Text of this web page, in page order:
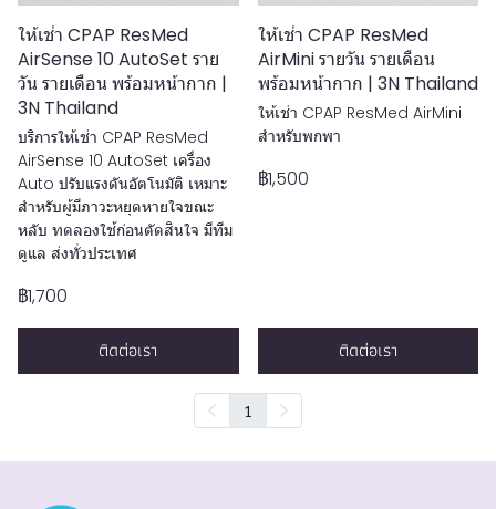
ให้เช่า CPAP ResMed
AirSense 10 AutoSet ราย
วัน รายเดือน พร้อมหน้ากาก |
3N Thailand
บริการให้เช่า CPAP ResMed
AirSense 10 AutoSet เครื่อง
Auto ปรับแรงดันอัตโนมัติ เหมาะ
สำหรับผู้มีภาวะหยุดหายใจขณะ
หลับ ทดลองใช้ก่อนตัดสินใจ มีทีม
ดูแล ส่งทั่วประเทศ
฿1,700
ติดต่อเรา
ให้เช่า CPAP ResMed
AirMini รายวัน รายเดือน
พร้อมหน้ากาก | 3N Thailand
ให้เช่า CPAP ResMed AirMini
สำหรับพกพา
฿1,500
ติดต่อเรา
1